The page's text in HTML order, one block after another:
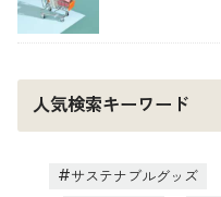
人気検索キーワード
サステナブルグッズ